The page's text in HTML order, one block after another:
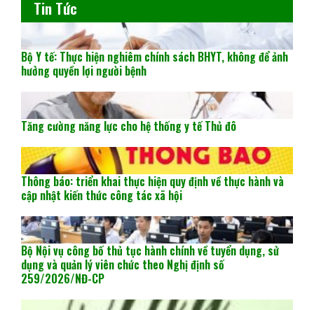
Tin Tức
Bộ Y tế: Thực hiện nghiêm chính sách BHYT, không để ảnh
hưởng quyền lợi người bệnh
Tăng cường năng lực cho hệ thống y tế Thủ đô
Thông báo: triển khai thực hiện quy định về thực hành và
cập nhật kiến thức công tác xã hội
Bộ Nội vụ công bố thủ tục hành chính về tuyển dụng, sử
dụng và quản lý viên chức theo Nghị định số
259/2026/NĐ-CP